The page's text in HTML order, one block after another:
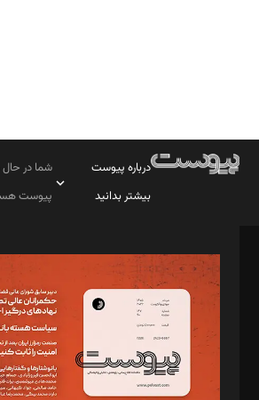
درباره پیوست
بیشتر بدانید
شما در
پیوست
مدیر مسئول: محمدباقر اثنی‌عشری
سردبیر: مهرک محمودی
دبیر تحریریه: میثم قاسمی
د‌بیر ناداستان: سمانه سمیع
د‌بیر خدمت و تجارت: ابوالفضل رجبی
د‌بیر حقوق فناوری: حسام‌الدین ایپکچی